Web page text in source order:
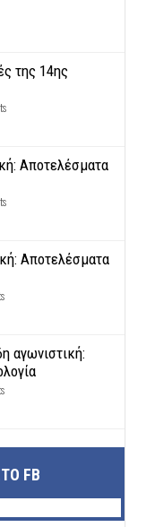
της 14ης
Αποτελέσματα
Αποτελέσματα
αγωνιστική:
FB